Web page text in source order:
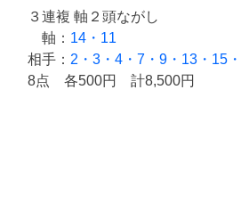
３連複 軸２頭ながし
軸： 14・11
相手： 2・3・4・7・9・13・15
8点 各500円 計8,500円